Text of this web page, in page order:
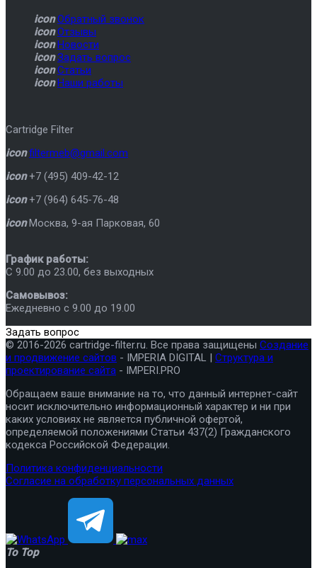
icon Обратный звонок
icon Отзывы
icon Новости
icon Задать вопрос
icon Статьи
icon Наши работы
Cartridge Filter
icon filtermeb@gmail.com
icon +7 (495) 409-42-12
icon +7 (964) 645-76-48
icon Москва, 9-ая Парковая, 60
График работы:
C 9.00 до 23.00, без выходных
Самовывоз:
Ежедневно с 9.00 до 19.00
Задать вопрос
© 2016-2026 cartridge-filter.ru. Все права защищены Создание
и продвижение сайтов - IMPERIA DIGITAL | Структура и
проектирование сайта - IMPERI.PRO
Обращаем ваше внимание на то, что данный интернет-сайт
носит исключительно информационный характер и ни при
каких условиях не является публичной офертой,
определяемой положениями Статьи 437(2) Гражданского
кодекса Российской Федерации.
Политика конфиденциальности
Согласие на обработку персональных данных
To Top